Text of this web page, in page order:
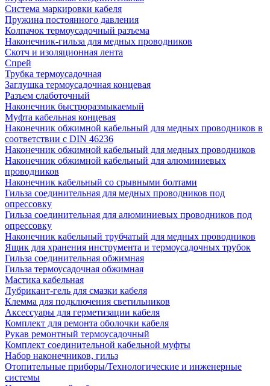
Система маркировки кабеля
Пружина постоянного давления
Колпачок термоусадочный разъема
Наконечник-гильза для медных проводников
Скотч и изоляционная лента
Спрей
Трубка термоусадочная
Заглушка термоусадочная концевая
Разъем слаботочный
Наконечник быстроразмыкаемый
Муфта кабельная концевая
Наконечник обжимной кабельный для медных проводников в
соответствии с DIN 46236
Наконечник обжимной кабельный для медных проводников
Наконечник обжимной кабельный для алюминиевых
проводников
Наконечник кабельный со срывными болтами
Гильза соединительная для медных проводников под
опрессовку
Гильза соединительная для алюминиевых проводников под
опрессовку
Наконечник кабельный трубчатый для медных проводников
Ящик для хранения инструмента и термоусадочных трубок
Гильза соединительная обжимная
Гильза термоусадочная обжимная
Мастика кабельная
Лубрикант-гель для смазки кабеля
Клемма для подключения светильников
Аксессуары для герметизации кабеля
Комплект для ремонта оболочки кабеля
Рукав ремонтный термоусадочный
Комплект соединительной кабельной муфты
Набор наконечников, гильз
Отопительные приборы/Технологические и инженерные
системы